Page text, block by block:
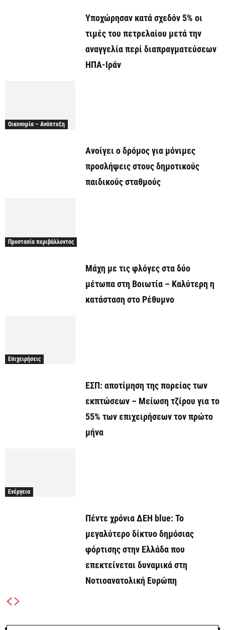
Υποχώρησαν κατά σχεδόν 5% οι
τιμές του πετρελαίου μετά την
αναγγελία περί διαπραγματεύσεων
ΗΠΑ-Ιράν
Οικονομία – Ανάπτυξη
Ανοίγει ο δρόμος για μόνιμες
προσλήψεις στους δημοτικούς
παιδικούς σταθμούς
Προστασία περιβάλλοντος
Μάχη με τις φλόγες στα δύο
μέτωπα στη Βοιωτία – Καλύτερη η
κατάσταση στο Ρέθυμνο
Επιχειρήσεις
ΕΣΠ: αποτίμηση της πορείας των
εκπτώσεων – Μείωση τζίρου για το
55% των επιχειρήσεων τον πρώτο
μήνα
Ενέργεια
Πέντε χρόνια ΔΕΗ blue: Το
μεγαλύτερο δίκτυο δημόσιας
φόρτισης στην Ελλάδα που
επεκτείνεται δυναμικά στη
Νοτιοανατολική Ευρώπη